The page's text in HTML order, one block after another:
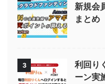
新規会
まとめ
3
利回り
ーン実